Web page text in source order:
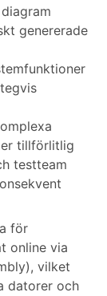
genererade
tillförlitlig
testteam
för
online via
vilket
datorer och